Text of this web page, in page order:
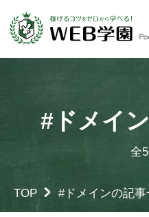
#ドメイ
全
TOP #ドメインの記事